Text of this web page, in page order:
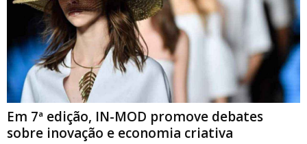
Em 7ª edição, IN-MOD promove debates
sobre inovação e economia criativa